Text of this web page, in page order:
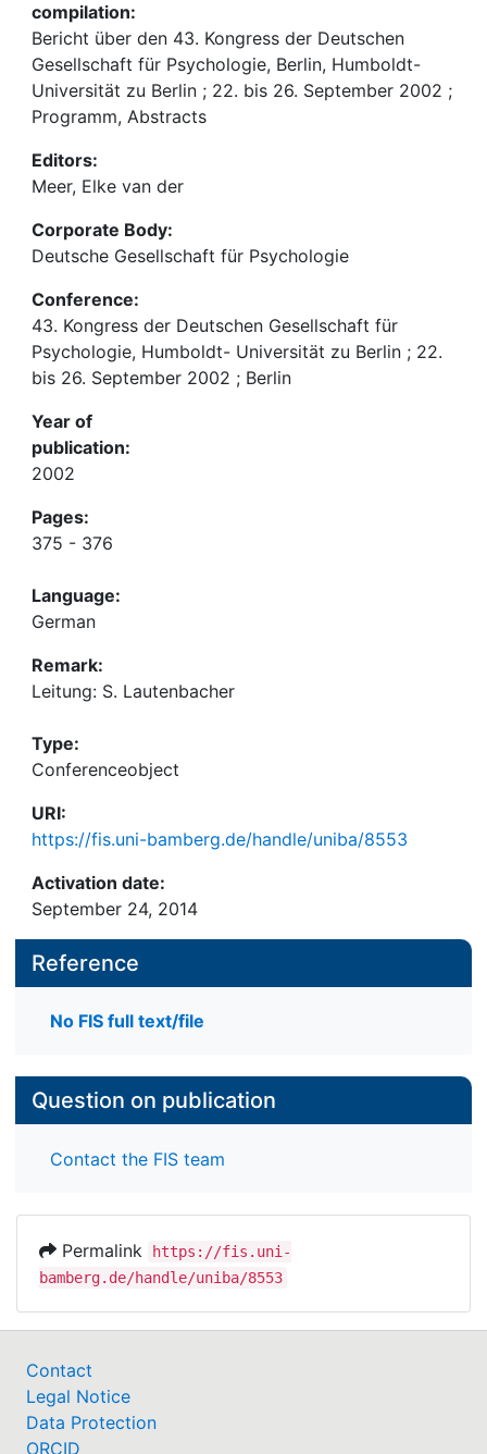
compilation:
Bericht über den 43. Kongress der Deutschen
Gesellschaft für Psychologie, Berlin, Humboldt-
Universität zu Berlin ; 22. bis 26. September 2002 ;
Programm, Abstracts
Editors:
Meer, Elke van der
Corporate Body:
Deutsche Gesellschaft für Psychologie
Conference:
43. Kongress der Deutschen Gesellschaft für
Psychologie, Humboldt- Universität zu Berlin ; 22.
bis 26. September 2002 ; Berlin
Year of
publication:
2002
Pages:
375 - 376
Language:
German
Remark:
Leitung: S. Lautenbacher
Type:
Conferenceobject
URI:
https://fis.uni-bamberg.de/handle/uniba/8553
Activation date:
September 24, 2014
Reference
No FIS full text/file
Question on publication
Contact the FIS team
Permalink
https://fis.uni-
bamberg.de/handle/uniba/8553
Contact
Legal Notice
Data Protection
ORCID